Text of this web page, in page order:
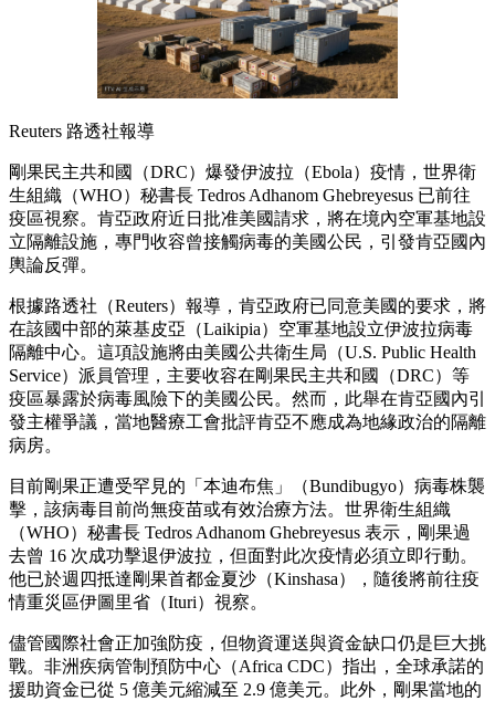
Reuters 路透社報導
剛果民主共和國（DRC）爆發伊波拉（Ebola）疫情，世界衛
生組織（WHO）秘書長 Tedros Adhanom Ghebreyesus 已前往
疫區視察。肯亞政府近日批准美國請求，將在境內空軍基地設
立隔離設施，專門收容曾接觸病毒的美國公民，引發肯亞國內
輿論反彈。
根據路透社（Reuters）報導，肯亞政府已同意美國的要求，將
在該國中部的萊基皮亞（Laikipia）空軍基地設立伊波拉病毒
隔離中心。這項設施將由美國公共衛生局（U.S. Public Health
Service）派員管理，主要收容在剛果民主共和國（DRC）等
疫區暴露於病毒風險下的美國公民。然而，此舉在肯亞國內引
發主權爭議，當地醫療工會批評肯亞不應成為地緣政治的隔離
病房。
目前剛果正遭受罕見的「本迪布焦」（Bundibugyo）病毒株襲
擊，該病毒目前尚無疫苗或有效治療方法。世界衛生組織
（WHO）秘書長 Tedros Adhanom Ghebreyesus 表示，剛果過
去曾 16 次成功擊退伊波拉，但面對此次疫情必須立即行動。
他已於週四抵達剛果首都金夏沙（Kinshasa），隨後將前往疫
情重災區伊圖里省（Ituri）視察。
儘管國際社會正加強防疫，但物資運送與資金缺口仍是巨大挑
戰。非洲疾病管制預防中心（Africa CDC）指出，全球承諾的
援助資金已從 5 億美元縮減至 2.9 億美元。此外，剛果當地的